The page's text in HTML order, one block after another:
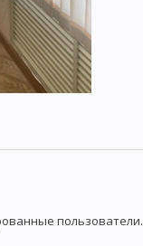
пользователи.